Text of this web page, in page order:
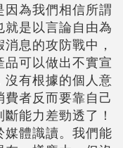
為我們相信所謂
是以言論自由為
息的攻防戰中，
可以做出不實宣
有根據的個人意
者反而要靠自己
能力差勁透了！
媒體識讀。我們能